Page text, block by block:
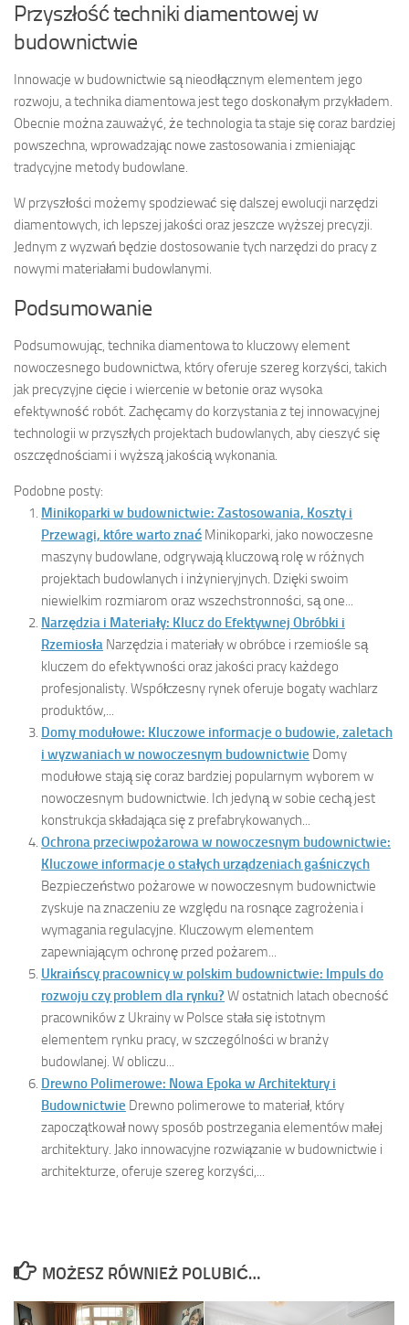
Przyszłość techniki diamentowej w
budownictwie
Innowacje w budownictwie są nieodłącznym elementem jego
rozwoju, a technika diamentowa jest tego doskonałym przykładem.
Obecnie można zauważyć, że technologia ta staje się coraz bardziej
powszechna, wprowadzając nowe zastosowania i zmieniając
tradycyjne metody budowlane.
W przyszłości możemy spodziewać się dalszej ewolucji narzędzi
diamentowych, ich lepszej jakości oraz jeszcze wyższej precyzji.
Jednym z wyzwań będzie dostosowanie tych narzędzi do pracy z
nowymi materiałami budowlanymi.
Podsumowanie
Podsumowując, technika diamentowa to kluczowy element
nowoczesnego budownictwa, który oferuje szereg korzyści, takich
jak precyzyjne cięcie i wiercenie w betonie oraz wysoka
efektywność robót. Zachęcamy do korzystania z tej innowacyjnej
technologii w przyszłych projektach budowlanych, aby cieszyć się
oszczędnościami i wyższą jakością wykonania.
Podobne posty:
Minikoparki w budownictwie: Zastosowania, Koszty i
Przewagi, które warto znać Minikoparki, jako nowoczesne
maszyny budowlane, odgrywają kluczową rolę w różnych
projektach budowlanych i inżynieryjnych. Dzięki swoim
niewielkim rozmiarom oraz wszechstronności, są one...
Narzędzia i Materiały: Klucz do Efektywnej Obróbki i
Rzemiosła Narzędzia i materiały w obróbce i rzemiośle są
kluczem do efektywności oraz jakości pracy każdego
profesjonalisty. Współczesny rynek oferuje bogaty wachlarz
produktów,...
Domy modułowe: Kluczowe informacje o budowie, zaletach
i wyzwaniach w nowoczesnym budownictwie Domy
modułowe stają się coraz bardziej popularnym wyborem w
nowoczesnym budownictwie. Ich jedyną w sobie cechą jest
konstrukcja składająca się z prefabrykowanych...
Ochrona przeciwpożarowa w nowoczesnym budownictwie:
Kluczowe informacje o stałych urządzeniach gaśniczych
Bezpieczeństwo pożarowe w nowoczesnym budownictwie
zyskuje na znaczeniu ze względu na rosnące zagrożenia i
wymagania regulacyjne. Kluczowym elementem
zapewniającym ochronę przed pożarem...
Ukraińscy pracownicy w polskim budownictwie: Impuls do
rozwoju czy problem dla rynku? W ostatnich latach obecność
pracowników z Ukrainy w Polsce stała się istotnym
elementem rynku pracy, w szczególności w branży
budowlanej. W obliczu...
Drewno Polimerowe: Nowa Epoka w Architektury i
Budownictwie Drewno polimerowe to materiał, który
zapoczątkował nowy sposób postrzegania elementów małej
architektury. Jako innowacyjne rozwiązanie w budownictwie i
architekturze, oferuje szereg korzyści,...
MOŻESZ RÓWNIEŻ POLUBIĆ…